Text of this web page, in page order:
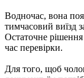
Водночас, вона
тимчасовий виїзд
Остаточне
час перевірки.
Для того, щоб